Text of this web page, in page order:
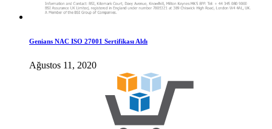
Genians NAC ISO 27001 Sertifikası Aldı
Ağustos 11, 2020